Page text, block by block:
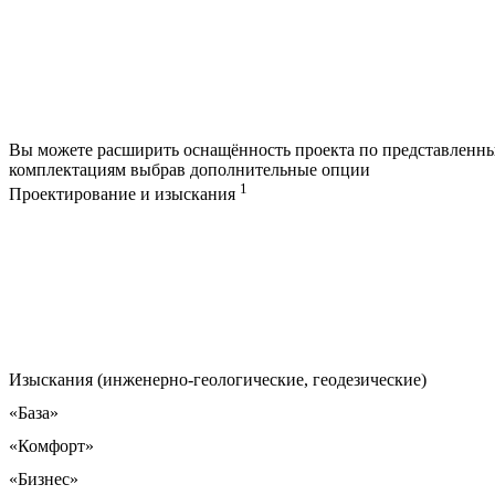
Вы можете расширить оснащённость проекта по
комплектациям выбрав дополнительные опции
Проектирование и изыскания 1
Изыскания (инженерно-геологические, геодезические)
«База»
«Комфорт»
«Бизнес»